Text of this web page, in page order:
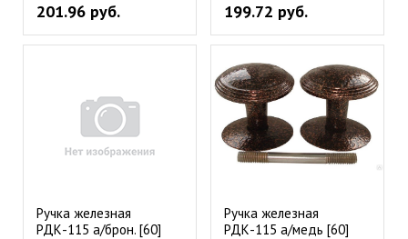
201.96 руб. 199.72 руб.
Ручка железная
РДК-115 а/брон. [60]
Ручка железная
РДК-115 а/медь [60]